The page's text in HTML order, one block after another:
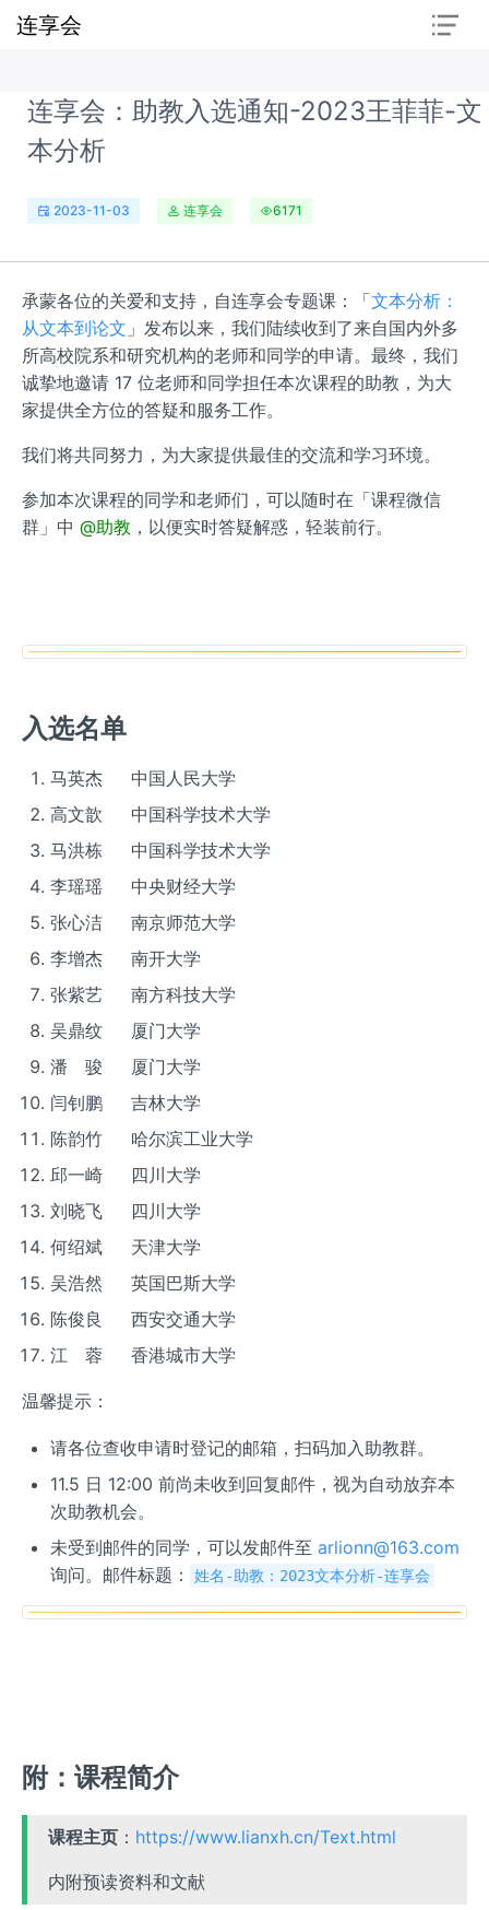
连享会
连享会：助教入选通知-2023王菲菲-文
本分析
2023-11-03 连享会 6171
承蒙各位的关爱和支持，自连享会专题课：「文本分析：
从文本到论文 」发布以来，我们陆续收到了来自国内外多
所高校院系和研究机构的老师和同学的申请。最终，我们
诚挚地邀请 17 位老师和同学担任本次课程的助教，为大
家提供全方位的答疑和服务工作。
我们将共同努力，为大家提供最佳的交流和学习环境。
参加本次课程的同学和老师们，可以随时在「课程微信
群」中 @助教 ，以便实时答疑解惑，轻装前行。
入选名单
马英杰 中国人民大学
高文歆 中国科学技术大学
马洪栋 中国科学技术大学
李瑶瑶 中央财经大学
张心洁 南京师范大学
李增杰 南开大学
张紫艺 南方科技大学
吴鼎纹 厦门大学
潘 骏 厦门大学
闫钊鹏 吉林大学
陈韵竹 哈尔滨工业大学
邱一崎 四川大学
刘晓飞 四川大学
何绍斌 天津大学
吴浩然 英国巴斯大学
陈俊良 西安交通大学
江 蓉 香港城市大学
温馨提示：
请各位查收申请时登记的邮箱，扫码加入助教群。
11.5 日 12:00 前尚未收到回复邮件，视为自动放弃本
次助教机会。
未受到邮件的同学，可以发邮件至 arlionn@163.com
询问。邮件标题：
姓名-助教：2023文本分析-连享会
附：课程简介
课程主页 ： https://www.lianxh.cn/Text.html
内附预读资料和文献